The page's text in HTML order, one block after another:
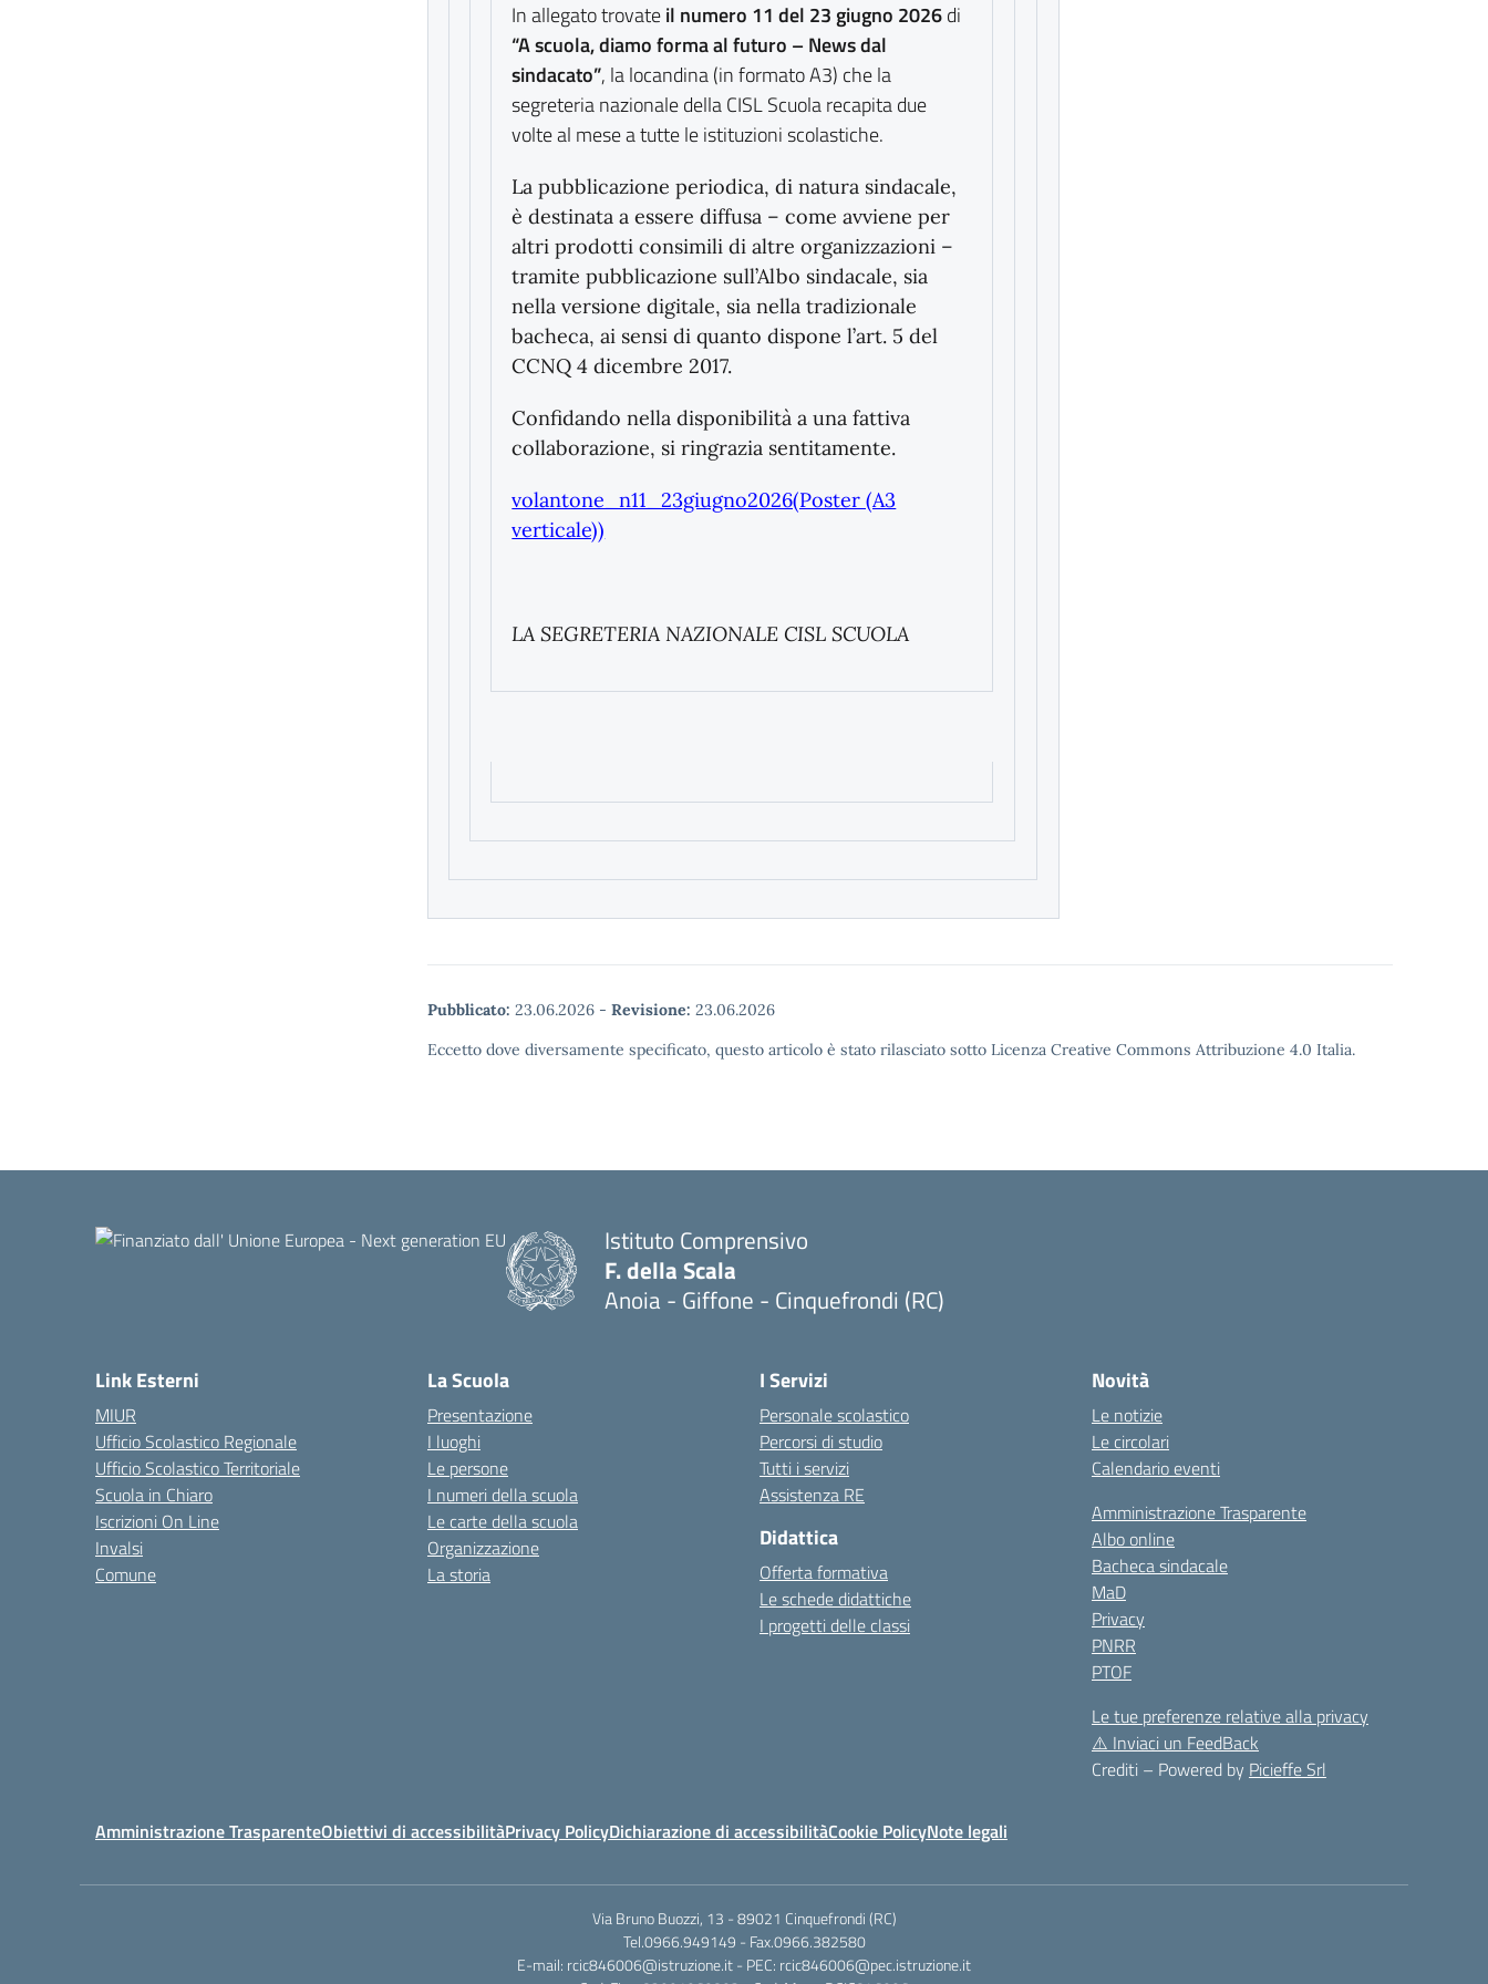
In allegato trovateil numero 11 del 23 giugno 2026di
“A scuola, diamo forma al futuro – News dal
sindacato”, la locandina (in formato A3) che la
segreteria nazionale della CISL Scuola recapita due
volte al mese a tutte le istituzioni scolastiche.
La pubblicazione periodica, di natura sindacale,
è destinata a essere diffusa – come avviene per
altri prodotti consimili di altre organizzazioni –
tramite pubblicazione sull’Albo sindacale, sia
nella versione digitale, sia nella tradizionale
bacheca, ai sensi di quanto dispone l’art. 5 del
CCNQ 4 dicembre 2017.
Confidando nella disponibilità a una fattiva
collaborazione, si ringrazia sentitamente.
volantone_n11_23giugno2026(Poster (A3
verticale))
LA SEGRETERIA NAZIONALE CISL SCUOLA
Pubblicato: 23.06.2026 - Revisione: 23.06.2026
Eccetto dove diversamente specificato, questo articolo è stato rilasciato sotto Licenza Creative Commons Attribuzione 4.0 Italia.
Istituto Comprensivo
F. della Scala
Anoia - Giffone - Cinquefrondi (RC)
Link Esterni
MIUR
Ufficio Scolastico Regionale
Ufficio Scolastico Territoriale
Scuola in Chiaro
Iscrizioni On Line
Invalsi
Comune
La Scuola
Presentazione
I luoghi
Le persone
I numeri della scuola
Le carte della scuola
Organizzazione
La storia
I Servizi
Personale scolastico
Percorsi di studio
Tutti i servizi
Assistenza RE
Didattica
Offerta formativa
Le schede didattiche
I progetti delle classi
Novità
Le notizie
Le circolari
Calendario eventi
Amministrazione Trasparente
Albo online
Bacheca sindacale
MaD
Privacy
PNRR
PTOF
Le tue preferenze relative alla privacy
⚠️ Inviaci un FeedBack
Crediti – Powered by Picieffe Srl
Amministrazione TrasparenteObiettivi di accessibilitàPrivacy PolicyDichiarazione di accessibilitàCookie PolicyNote legali
Via Bruno Buozzi, 13 - 89021 Cinquefrondi (RC)
Tel.0966.949149 - Fax.0966.382580
E-mail: rcic846006@istruzione.it - PEC: rcic846006@pec.istruzione.it